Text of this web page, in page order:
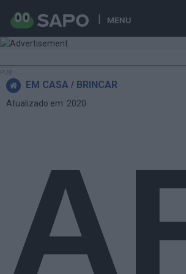
MENU
EM CASA BRINCAR
Atualizado em: 2020